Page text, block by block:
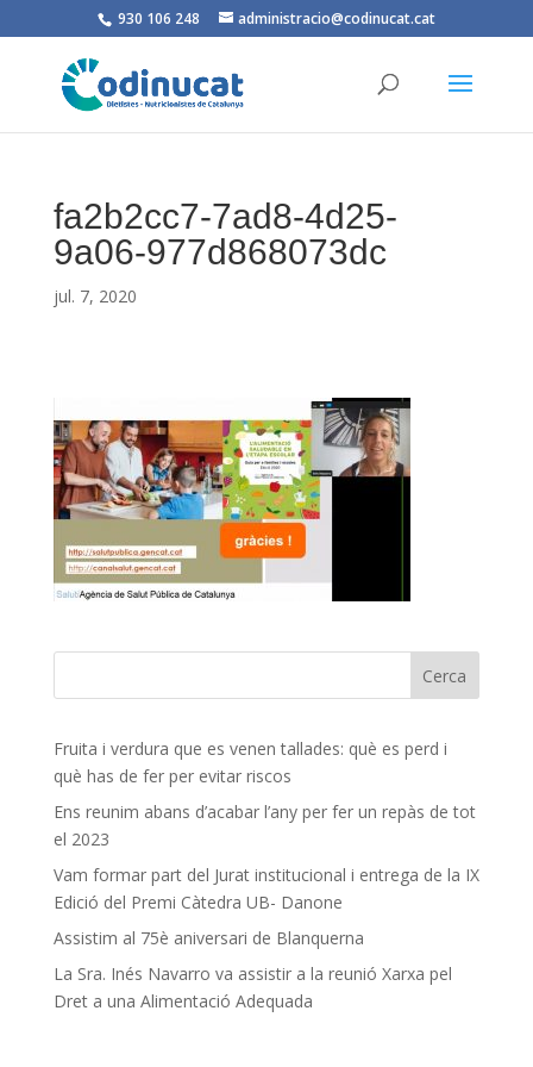
930 106 248 administracio@codinucat.cat
fa2b2cc7-7ad8-4d25-
9a06-977d868073dc
jul. 7, 2020
Fruita i verdura que es venen tallades: què es perd i
què has de fer per evitar riscos
Ens reunim abans d’acabar l’any per fer un repàs de tot
el 2023
Vam formar part del Jurat institucional i entrega de la IX
Edició del Premi Càtedra UB- Danone
Assistim al 75è aniversari de Blanquerna
La Sra. Inés Navarro va assistir a la reunió Xarxa pel
Dret a una Alimentació Adequada